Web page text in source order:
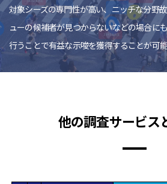
対象シーズの専門性が高い、ニッチな分野
ューの候補者が見つからないなどの場合に
行うことで有益な示唆を獲得することが可
他の調査サービス